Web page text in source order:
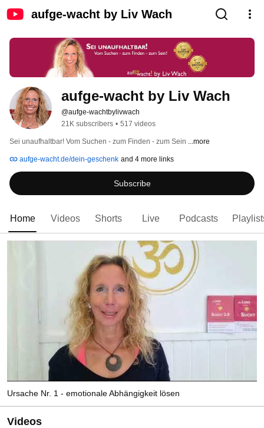
aufge-wacht by Liv Wach
aufge-wacht by Liv Wach
@aufge-wachtbylivwach
21K subscribers • 517 videos
Sei unaufhaltbar! Vom Suchen - zum Finden - zum Sein ...more
aufge-wacht.de/dein-geschenk and 4 more links
Subscribe
Home Videos Shorts Live Podcasts
Ursache Nr. 1 - emotionale Abhängigkeit lösen
Videos